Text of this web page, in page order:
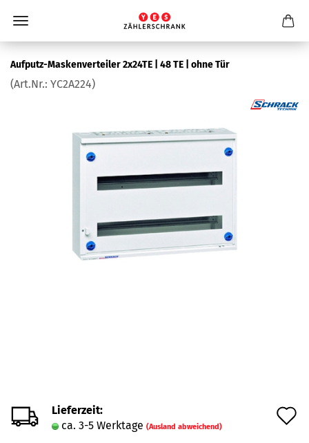
Aufputz-​Maskenverteiler 2x24TE | 48 TE | ohne Tür
(Art.Nr.: YC2A224)
Lieferzeit:
ca. 3-5 Werktage (Ausland abweichend)